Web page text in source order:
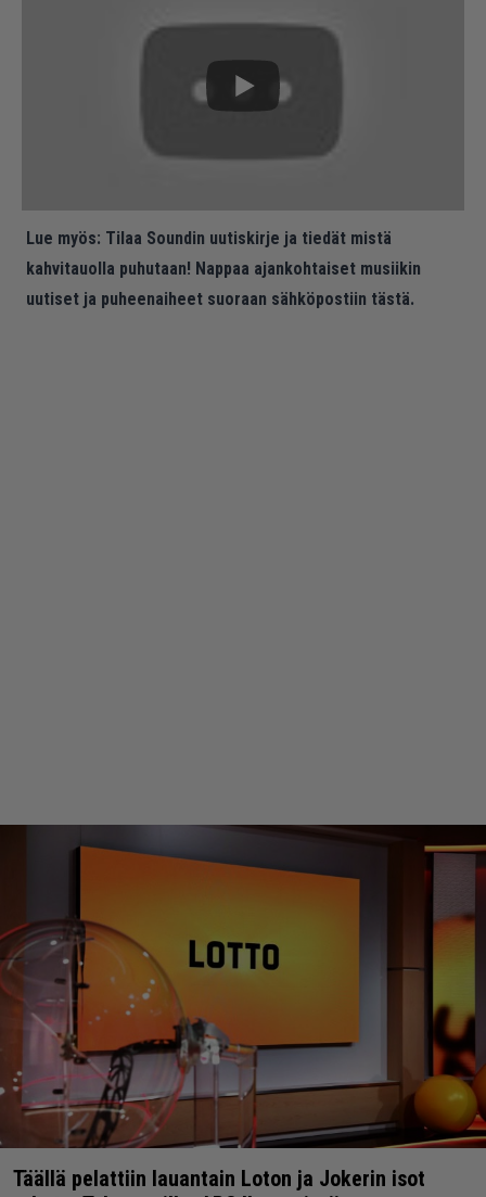
Lue myös: Tilaa Soundin uutiskirje ja tiedät mistä
kahvitauolla puhutaan! Nappaa ajankohtaiset musiikin
uutiset ja puheenaiheet suoraan sähköpostiin tästä.
Täällä pelattiin lauantain Loton ja Jokerin isot